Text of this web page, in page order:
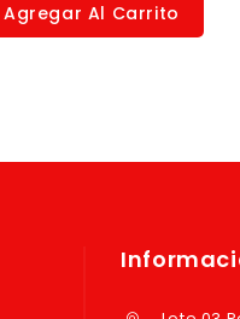
Agregar Al Carrito